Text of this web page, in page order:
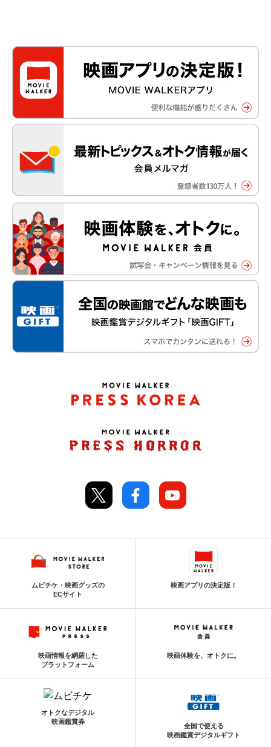
ムビチケ・映画グッズの
ECサイト
映画アプリの決定版！
映画情報を網羅した
プラットフォーム
映画体験を、オトクに。
オトクなデジタル
映画鑑賞券
全国で使える
映画鑑賞デジタルギフト